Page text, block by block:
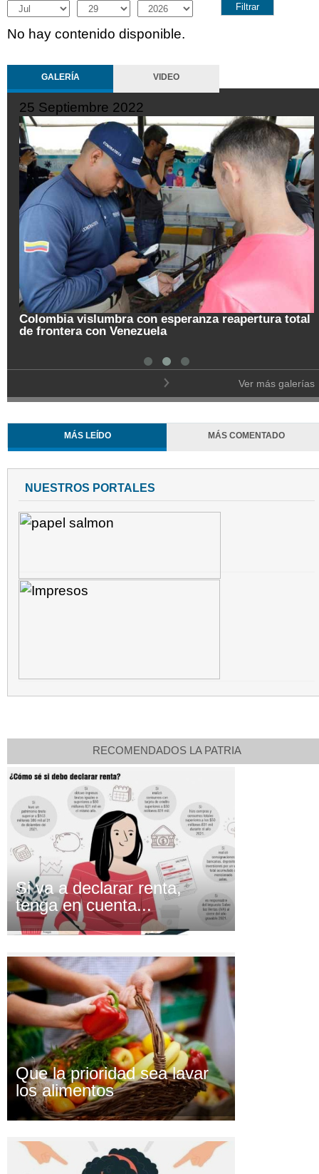
Month
Day Year
No hay contenido disponible.
GALERÍA VIDEO
total
19 Septiembre 2022
Pregón de la Noche del Fuego en Salamina
Ver más galerías
MÁS LEÍDO MÁS COMENTADO
NUESTROS PORTALES
RECOMENDADOS LA PATRIA
Si va a declarar renta,
tenga en cuenta...
Que la prioridad sea lavar
los alimentos